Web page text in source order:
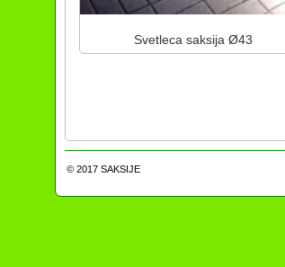
Svetleca saksija Ø43
© 2017 SAKSIJE